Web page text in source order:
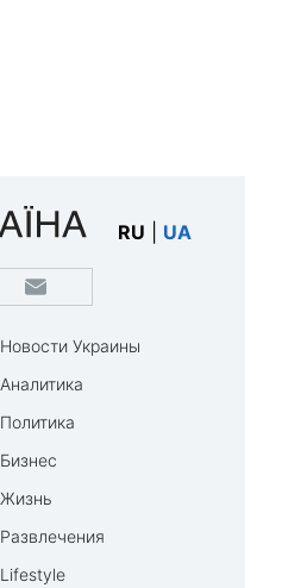
RU UA
Новости Украины
Аналитика
Политика
Бизнес
Жизнь
Развлечения
Lifestyle